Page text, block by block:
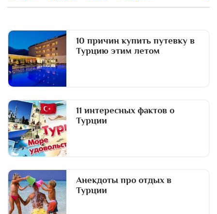
10 причин купить путевку в
Турцию этим летом
11 интересных фактов о
Турции
Анекдоты про отдых в
Турции